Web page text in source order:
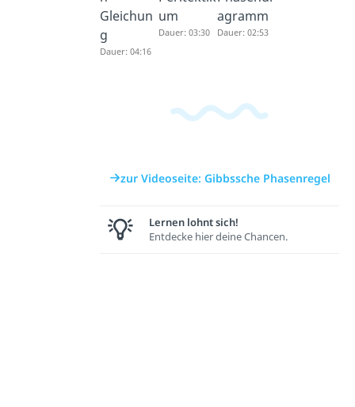
Gleichun
g
Dauer: 04:16
um
Dauer: 03:30
agramm
Dauer: 02:53
zur Videoseite: Gibbssche Phasenregel
Lernen lohnt sich!
Entdecke hier deine Chancen.